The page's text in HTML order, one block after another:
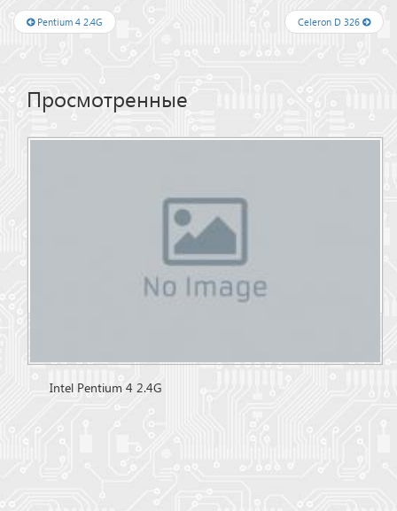
Pentium 4 2.4G Celeron D 326
Просмотренные
Intel Pentium 4 2.4G